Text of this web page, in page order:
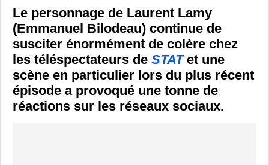
Le personnage de Laurent Lamy
(Emmanuel Bilodeau) continue de
susciter énormément de colère chez
les téléspectateurs de STATet une
scène en particulier lors du plus récent
épisode a provoqué une tonne de
réactions sur les réseaux sociaux.